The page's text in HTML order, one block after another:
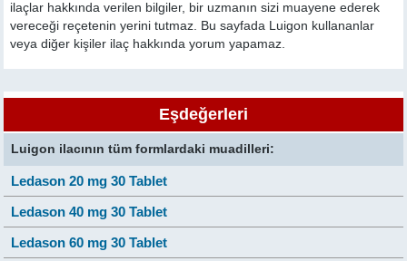
ilaçlar hakkında verilen bilgiler, bir uzmanın sizi muayene ederek
vereceği reçetenin yerini tutmaz. Bu sayfada Luigon kullananlar
veya diğer kişiler ilaç hakkında yorum yapamaz.
Eşdeğerleri
Luigon ilacının tüm formlardaki muadilleri:
Ledason 20 mg 30 Tablet
Ledason 40 mg 30 Tablet
Ledason 60 mg 30 Tablet